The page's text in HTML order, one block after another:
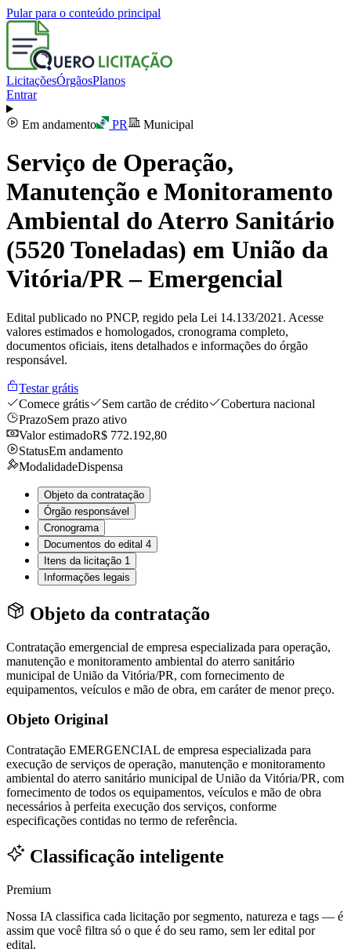
Pular para o conteúdo principal
LicitaçõesÓrgãosPlanos
Entrar
Em andamento PR Municipal
Serviço de Operação,
Manutenção e Monitoramento
Ambiental do Aterro Sanitário
(5520 Toneladas) em União da
Vitória/PR – Emergencial
Edital publicado no PNCP, regido pela Lei 14.133/2021. Acesse
valores estimados e homologados, cronograma completo,
documentos oficiais, itens detalhados e informações do órgão
responsável.
Testar grátis
Comece grátis
Sem cartão de crédito
Cobertura nacional
PrazoSem prazo ativo
Valor estimadoR$ 772.192,80
StatusEm andamento
ModalidadeDispensa
Objeto da contratação
Órgão responsável
Cronograma
Documentos do edital 4
Itens da licitação 1
Informações legais
Objeto da contratação
Contratação emergencial de empresa especializada para operação,
manutenção e monitoramento ambiental do aterro sanitário
municipal de União da Vitória/PR, com fornecimento de
equipamentos, veículos e mão de obra, em caráter de menor preço.
Objeto Original
Contratação EMERGENCIAL de empresa especializada para
execução de serviços de operação, manutenção e monitoramento
ambiental do aterro sanitário municipal de União da Vitória/PR, com
fornecimento de todos os equipamentos, veículos e mão de obra
necessários à perfeita execução dos serviços, conforme
especificações contidas no termo de referência.
Classificação inteligente
Premium
Nossa IA classifica cada licitação por segmento, natureza e tags — é
assim que você filtra só o que é do seu ramo, sem ler edital por
edital.